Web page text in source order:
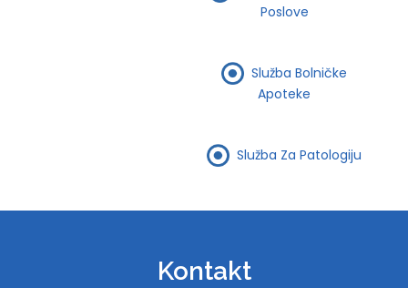
Poslove
Služba Bolničke
Apoteke
Služba Za Patologiju
Kontakt